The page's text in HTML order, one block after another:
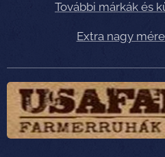
További márkák és
Extra nagy